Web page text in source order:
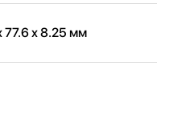
77.6 х 8.25 мм